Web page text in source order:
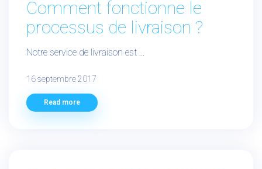
Comment fonctionne le
processus de livraison ?
Notre service de livraison est ...
16 septembre 2017
Read more